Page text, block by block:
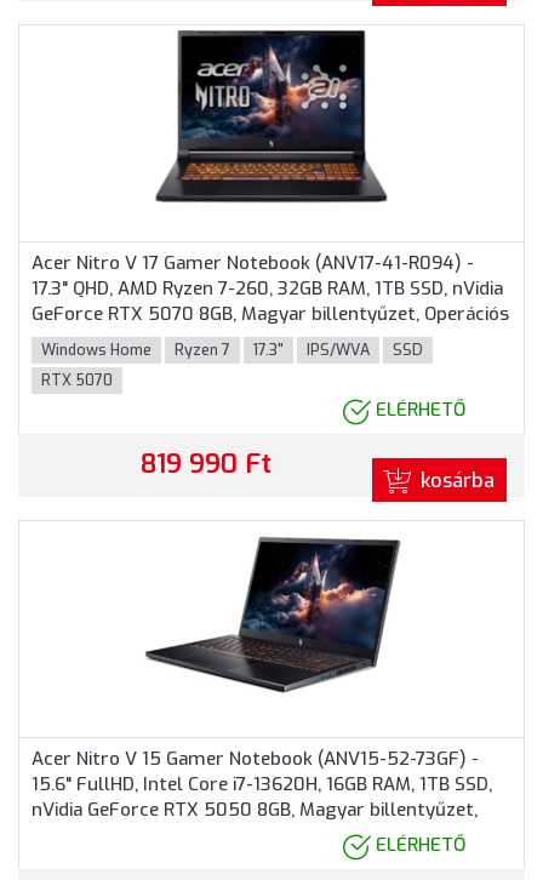
Acer Nitro V 17 Gamer Notebook (ANV17-41-R094) -
17.3" QHD, AMD Ryzen 7-260, 32GB RAM, 1TB SSD, nVidia
GeForce RTX 5070 8GB, Magyar billentyűzet, Operációs
rendszer nélkül, 3 év garancia, Fekete színben
Windows Home Ryzen 7 17.3" IPS/WVA
SSD
RTX 5070
ELÉRHETŐ
819 990 Ft kosárba
Acer Nitro V 15 Gamer Notebook (ANV15-52-73GF) -
15.6" FullHD, Intel Core i7-13620H, 16GB RAM, 1TB SSD,
nVidia GeForce RTX 5050 8GB, Magyar billentyűzet,
Operációs rendszer nélkül, 3 év garancia, Fekete
ELÉRHETŐ